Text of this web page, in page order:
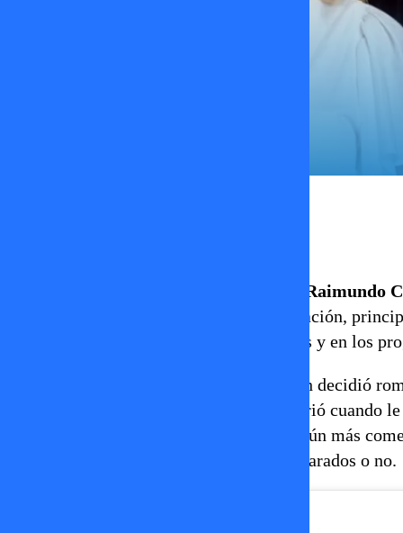
Raimundo
surgieran rumores de una supuesta separación,
encendió las alarmas entre sus seguidores y en los
En medio de estas especulaciones, Faloon decidió
. Todo ocurrió cuando
que respondió con una frase que generó aún más
dejando en duda si realmente estaban separados o no.